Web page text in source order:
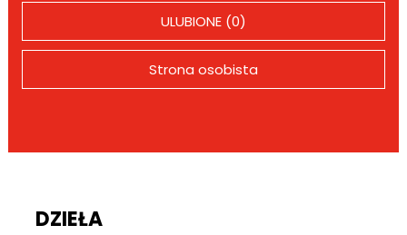
ULUBIONE (0)
Strona osobista
DZIEŁA